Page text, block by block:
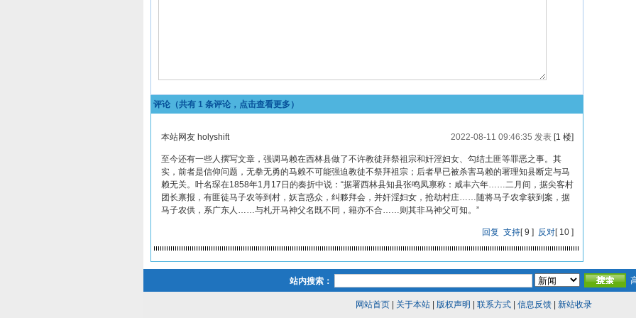
评论（共有 1 条评论，点击查看更多）
本站网友 holyshift 2022-08-11 09:46:35 发表[1 楼]
至今还有一些人撰写文章，强调马赖在西林县做了不许教徒拜祭祖宗和奸淫妇女、勾结土匪等罪恶之事。其
实，前者是信仰问题，无拳无勇的马赖不可能强迫教徒不祭拜祖宗；后者早已被杀害马赖的署理知县断定与马
赖无关。叶名琛在1858年1月17日的奏折中说：“据署西林县知县张鸣凤禀称：咸丰六年……二月间，据尖客村
团长禀报，有匪徒马子农等到村，妖言惑众，纠夥拜会，并奸淫妇女，抢劫村庄……随将马子农拿获到案，据
马子农供，系广东人……与札开马神父名既不同，籍亦不合……则其非马神父可知。”
回复 支持[9 ] 反对[10 ]
站内搜索：
网站首页| 关于本站| 版权声明 联系方式| 信息反馈| 新站收录